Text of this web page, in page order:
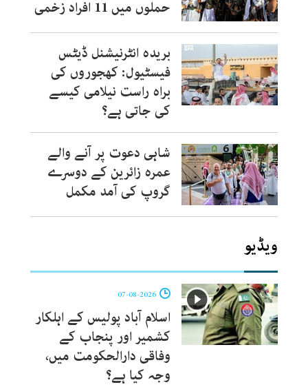
حملوں میں 11 افراد زخمی
بریدہ انٹرنیشنل ڈیٹس
فیسٹیول: کھجوروں کی
براہ راست نیلامی کیسے
کی جاتی ہے؟
شاہی دعوت پر آنے والے
عمرہ زائرین کے دوسرے
گروپ کی آمد مکمل
ویڈیو
اسلام آباد پولیس کے اہلکار
کشمیر اور پنجاب کے
وفاقی دارالحکومت میں،
وجہ کیا ہے؟